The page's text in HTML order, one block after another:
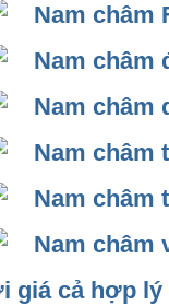
Nam châm
Nam châm
Nam châm
Nam châm
Nam châm
Nam châm
giá cả hợp lý